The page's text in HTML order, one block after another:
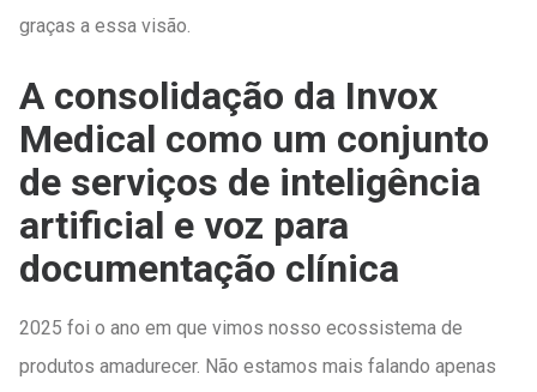
graças a essa visão.
A consolidação da Invox
Medical como um conjunto
de serviços de inteligência
artificial e voz para
documentação clínica
2025 foi o ano em que vimos nosso ecossistema de
produtos amadurecer. Não estamos mais falando apenas